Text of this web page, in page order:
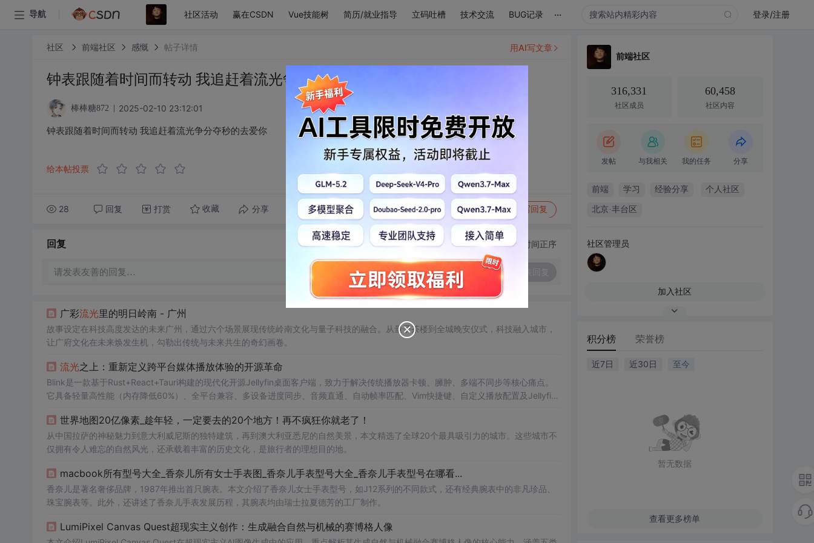
导航 社区活动 赢在CSDN Vue技能树 简历/就业指导 立码吐槽 技术交流 BUG记录 ... 登录/注册
社区 前端社区 感慨 帖子详情
钟表跟随着时间而转动 我追赶着流光争分夺秒的去爱你
棒棒糖872 2025-02-10 23:12:01
钟表跟随着时间而转动 我追赶着流光争分夺秒的去爱你
给本帖投票
28 回复 打赏 收藏 分享 转发到动态 举报 写回复
用AI写文章
回复 切换为时间正序
请发表友善的回复…
广彩流光里的明日岭南 - 广州
故事设定在科技高度发达的未来广州，通过六个场景展现传统岭南文化与量子科技的融合。从量子茶楼到全城晚安仪式，科技融入城市，
让广府文化在未来焕发生机，勾勒出传统与未来共生的奇幻画卷。
流光之上：重新定义跨平台媒体播放体验的开源革命
Blink是一款基于Rust+React+Tauri构建的现代化开源Jellyfin桌面客户端，致力于解决传统播放器卡顿、臃肿、多端不同步等核心痛点。
它具备轻量高性能（内存降低60%）、全平台兼容、多设备进度同步、音频直通、自动帧率匹配、Vim快捷键、自定义播放配置及Jellyfin
世界地图20亿像素_趁年轻，一定要去的20个地方！再不疯狂你就老了！
从中国拉萨的神秘魅力到意大利威尼斯的独特建筑，再到澳大利亚悉尼的自然美景，本文精选了全球20个最具吸引力的城市。这些城市不
仅拥有令人难忘的自然风光，还承载着丰富的历史文化，是旅行者的理想目的地。
macbook所有型号大全_香奈儿所有女士手表图_香奈儿手表型号大全_香奈儿手表型号在哪看...
香奈儿是著名奢侈品牌，1987年推出首只腕表。本文介绍了香奈儿女士手表型号，如J12系列的不同款式，还有经典腕表中的非凡珍品、
珠宝腕表等。此外，还讲述了香奈儿手表发展历程，其腕表均由瑞士拉夏德芳的工厂制作。
LumiPixel Canvas Quest超现实主义创作：生成融合自然与机械的赛博格人像
前端社区
316,331
社区成员
60,458
社区内容
发帖 与我相关 我的任务 分享
前端 学习 经验分享 个人社区
北京·丰台区
社区管理员
加入社区
积分榜 荣誉榜
近7日 近30日 至今
暂无数据
查看更多榜单